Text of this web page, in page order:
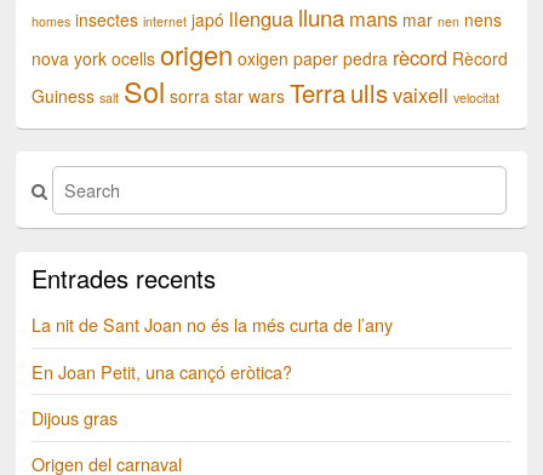
homes insectes internet japó llengua lluna mans mar nen nens
nova york ocells origen oxigen paper pedra rècord Rècord
Guiness salt Sol sorra star wars Terraullsvaixell velocitat
Entrades recents
La nit de Sant Joan no és la més curta de l’any
En Joan Petit, una cançó eròtica?
Dijous gras
Origen del carnaval